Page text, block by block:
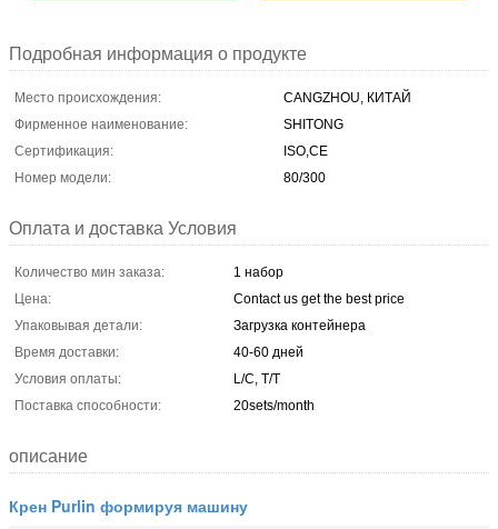
Подробная информация о продукте
Место происхождения:
CANGZHOU, КИТАЙ
Фирменное наименование:
SHITONG
Сертификация:
ISO,CE
Номер модели:
80/300
Оплата и доставка Условия
Количество мин заказа:
1 набор
Цена:
Contact us get the best price
Упаковывая детали:
Загрузка контейнера
Время доставки:
40-60 дней
Условия оплаты:
L/C, T/T
Поставка способности:
20sets/month
описание
Крен Purlin формируя машину